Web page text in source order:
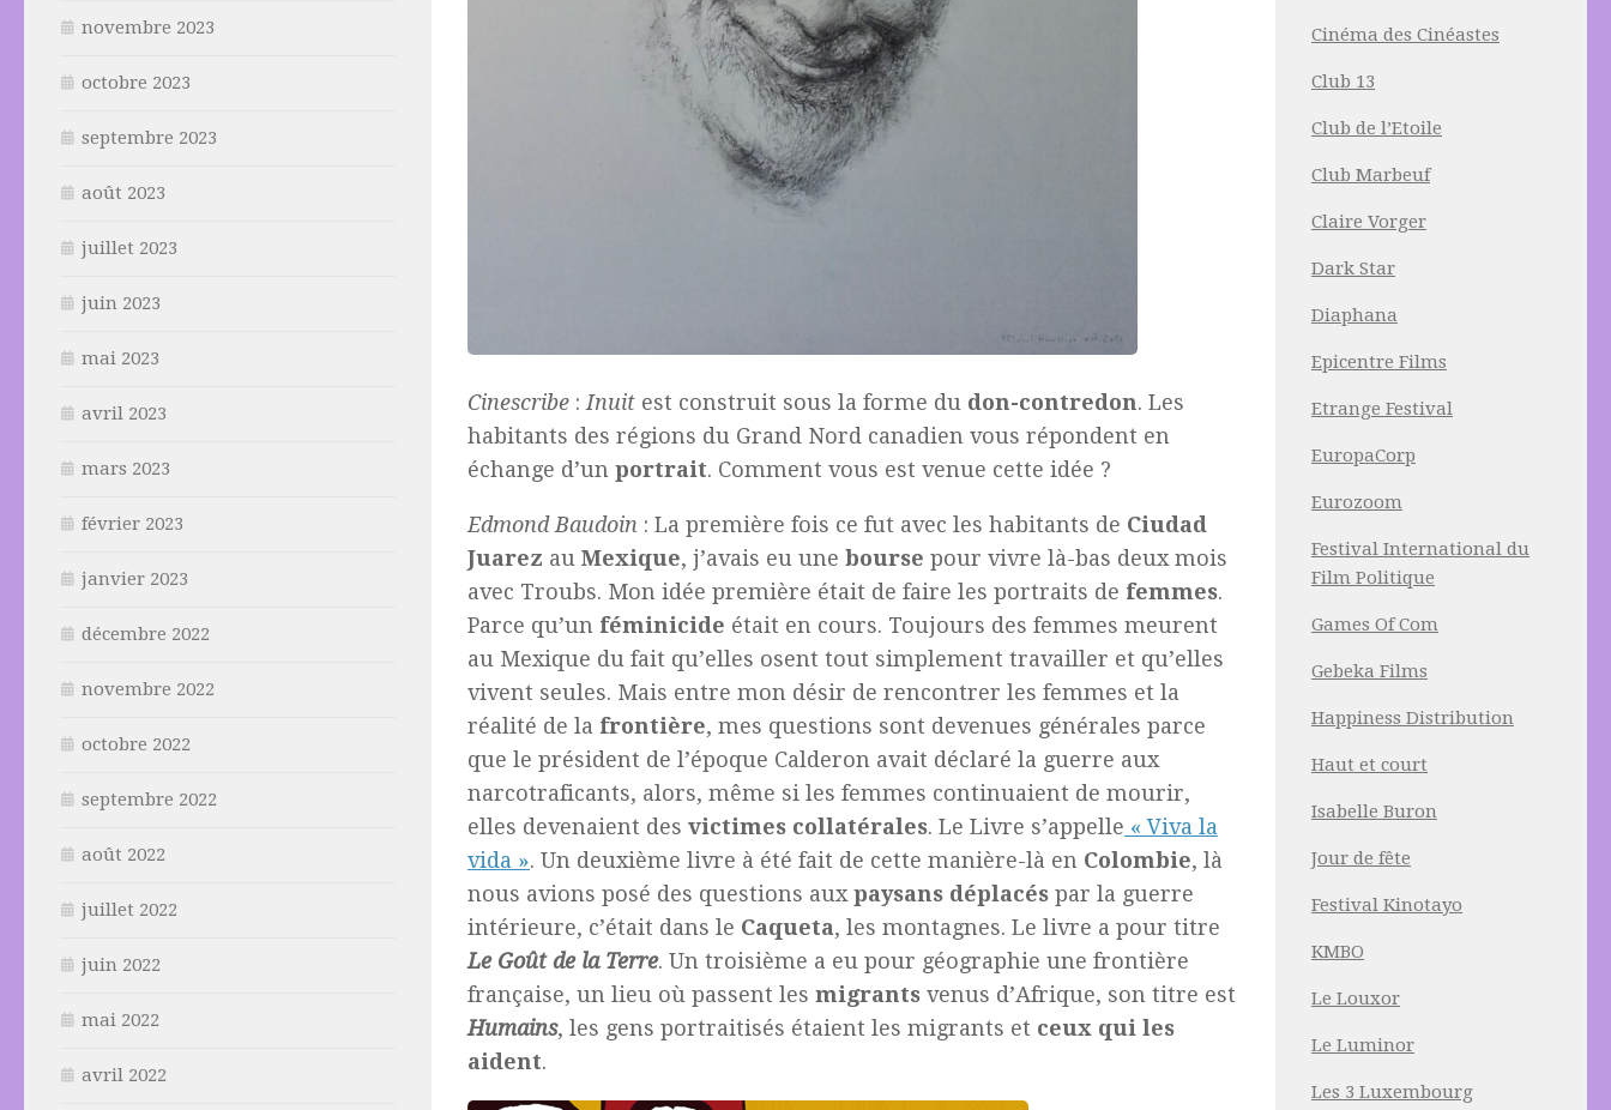
Cinescribe : Inuit est construit sous la forme du don-contredon. Les
habitants des régions du Grand Nord canadien vous répondent en
échange d’un portrait. Comment vous est venue cette idée ?
Edmond Baudoin : La première fois ce fut avec les habitants de Ciudad
Juarez au Mexique, j’avais eu une bourse pour vivre là-bas deux mois
avec Troubs. Mon idée première était de faire les portraits de femmes.
Parce qu’un féminicide était en cours. Toujours des femmes meurent
au Mexique du fait qu’elles osent tout simplement travailler et qu’elles
vivent seules. Mais entre mon désir de rencontrer les femmes et la
réalité de la frontière, mes questions sont devenues générales parce
que le président de l’époque Calderon avait déclaré la guerre aux
narcotraficants, alors, même si les femmes continuaient de mourir,
elles devenaient des victimes collatérales. Le Livre s’appelle « Viva la
vida ». Un deuxième livre à été fait de cette manière-là en Colombie, là
nous avions posé des questions auxpaysans déplacés par la guerre
intérieure, c’était dans le Caqueta, les montagnes. Le livre a pour titre
Le Goût de la Terre. Un troisième a eu pour géographie une frontière
française, un lieu où passent les migrants venus d’Afrique, son titre est
Humains, les gens portraitisés étaient les migrants et ceux qui les
aident.
novembre 2023
octobre 2023
septembre 2023
août 2023
juillet 2023
juin 2023
mai 2023
avril 2023
mars 2023
février 2023
janvier 2023
décembre 2022
novembre 2022
octobre 2022
septembre 2022
août 2022
juillet 2022
juin 2022
mai 2022
avril 2022
Cinéma des Cinéastes
Club 13
Club de l’Etoile
Club Marbeuf
Claire Vorger
Dark Star
Diaphana
Epicentre Films
Etrange Festival
EuropaCorp
Eurozoom
Festival International du
Film Politique
Games Of Com
Gebeka Films
Happiness Distribution
Haut et court
Isabelle Buron
Jour de fête
Festival Kinotayo
KMBO
Le Louxor
Le Luminor
Les 3 Luxembourg